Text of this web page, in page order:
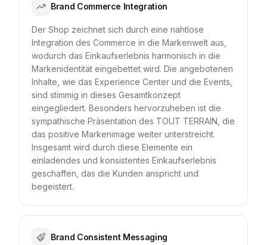
Brand Commerce Integration
Der Shop zeichnet sich durch eine nahtlose
Integration des Commerce in die Markenwelt aus,
wodurch das Einkaufserlebnis harmonisch in die
Markenidentität eingebettet wird. Die angebotenen
Inhalte, wie das Experience Center und die Events,
sind stimmig in dieses Gesamtkonzept
eingegliedert. Besonders hervorzuheben ist die
sympathische Präsentation des TOUT TERRAIN, die
das positive Markenimage weiter unterstreicht.
Insgesamt wird durch diese Elemente ein
einladendes und konsistentes Einkaufserlebnis
geschaffen, das die Kunden anspricht und
begeistert.
Brand Consistent Messaging